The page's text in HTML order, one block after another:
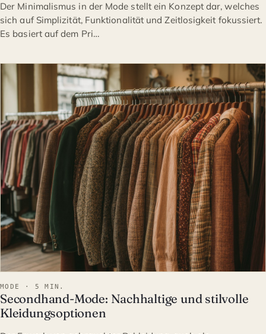
Der Minimalismus in der Mode stellt ein Konzept dar, welches
sich auf Simplizität, Funktionalität und Zeitlosigkeit fokussiert.
Es basiert auf dem Pri…
MODE · 5 MIN.
Secondhand-Mode: Nachhaltige und stilvolle
Kleidungsoptionen